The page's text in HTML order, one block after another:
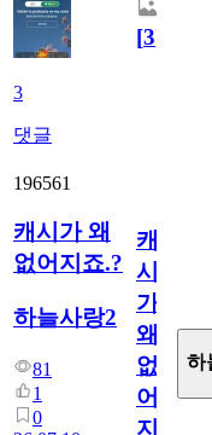
3
댓글
[3]
196561
캐시가 왜
없어지죠.?
하늘사랑2
81
1
0
캐
시
가
왜
없
어
지
하